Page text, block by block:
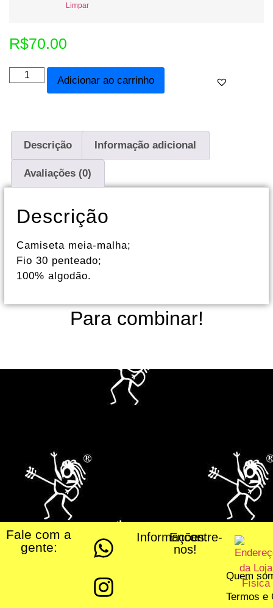
Limpar
R$70.00
Adicionar ao carrinho
Descrição Informação adicional
Avaliações (0)
Descrição
Camiseta meia-malha;
Fio 30 penteado;
100% algodão.
Para combinar!
Fale com a
gente:
Informações:
Encontre-
nos!
Quem
Termos e